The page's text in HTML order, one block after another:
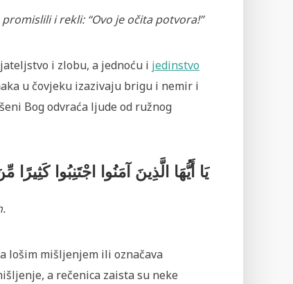
i rekli: “Ovo je očita potvora!”
i zlobu, a jednoću i jedinstvo
u čovjeku izazivaju brigu i nemir i
Bog odvraća ljude od ružnog
يَا أَيُّهَا الَّذِينَ آمَنُوا اجْتَنِبُوا
lošim mišljenjem ili označava
a rečenica zaista su neke